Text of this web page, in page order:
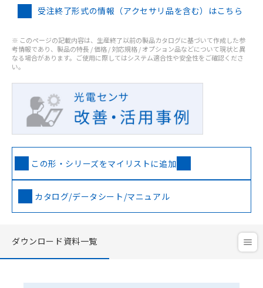
受注終了形式の情報（アクセサリ品を含む）はこちら
※ このページの記載内容は、生産終了以前の製品カタログに基づいて作成した参
考情報であり、製品の特長 / 価格 / 対応規格 / オプション品などについて現状と異
なる場合があります。ご使用に際してはシステム適合性や安全性をご確認くださ
い。
この形・シリーズをマイリストに追加
カタログ/データシート/マニュアル
ダウンロード資料一覧